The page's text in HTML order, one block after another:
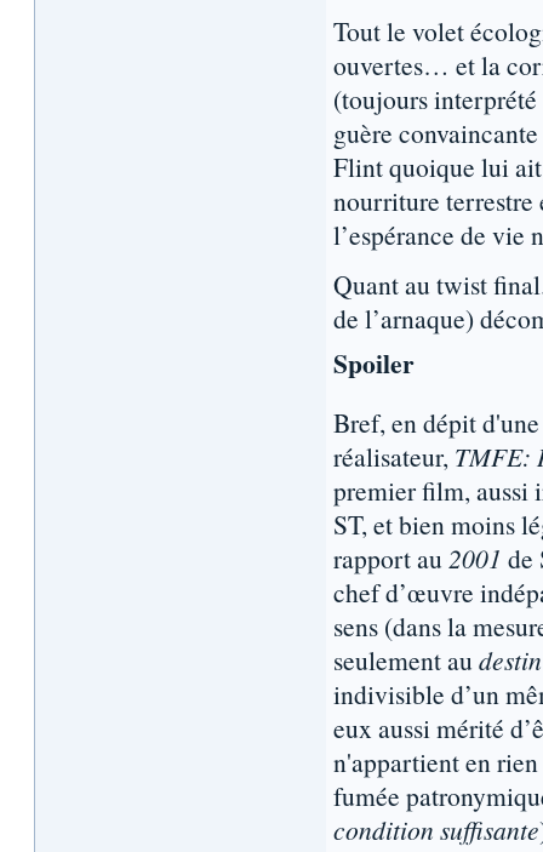
Tout le volet
ouvertes… et la
(toujours interprété
guère
Flint quoique lui ait
nourriture terrestre
l’espérance de vie
Quant au twist
de l’arnaque)
Spoiler
Bref, en dépit
réalisateur, TMFE:
premier film, aussi
ST, et bien moins
rapport au 2001 de
chef d’œuvre
sens (dans la
seulement au
indivisible d’un
eux aussi mérité
n'appartient en
fumée
condition suffisante